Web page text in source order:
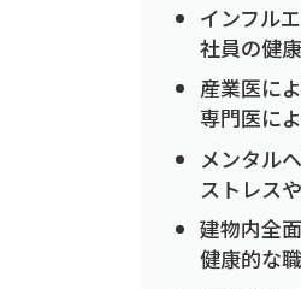
インフル
社員の健
産業医に
専門医に
メンタル
ストレス
建物内全
健康的な